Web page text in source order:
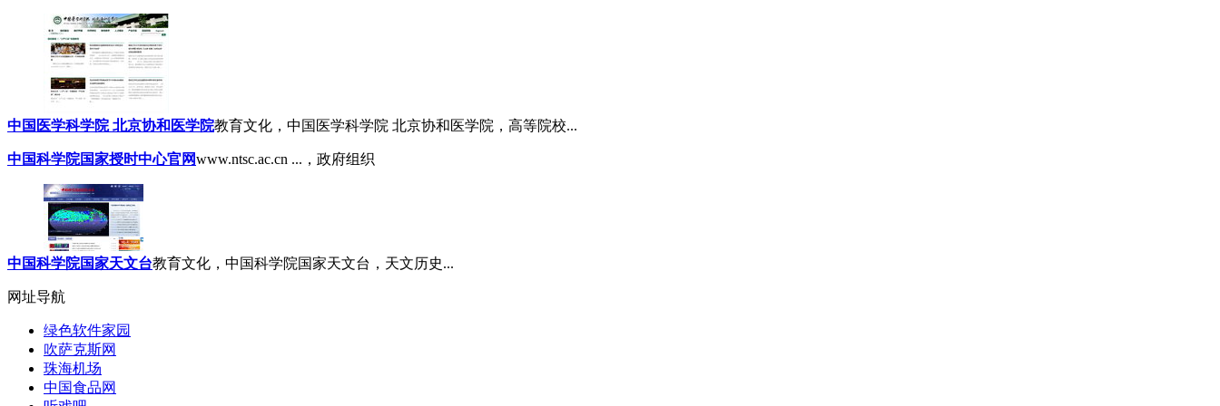
中国医学科学院 北京协和医学院教育文化，中国医学科学院 北京协和医学院，高等院校...
中国科学院国家授时中心官网www.ntsc.ac.cn ...，政府组织
中国科学院国家天文台教育文化，中国科学院国家天文台，天文历史...
网址导航
绿色软件家园
吹萨克斯网
珠海机场
中国食品网